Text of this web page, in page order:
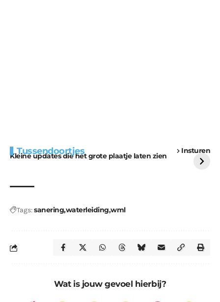
Tussendoortjes Insturen
Kleine updates die het grote plaatje laten zien
voor kabouters
uitdaging
Tags:saneringwaterleiding wml
Wat is jouw gevoel hierbij?